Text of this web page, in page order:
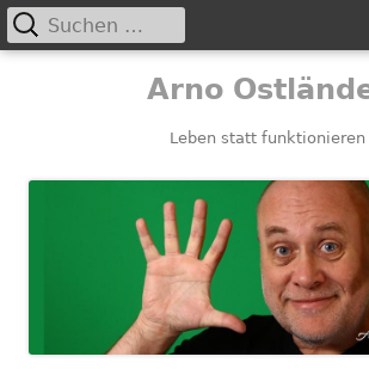
Arno
Leben statt funktionieren
Primäres
Suchen
nach: